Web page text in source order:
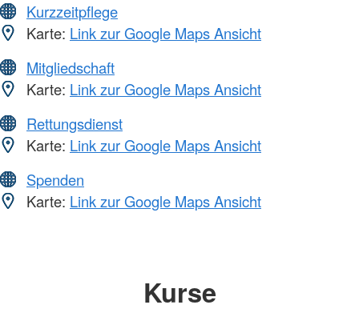
Kurzzeitpflege
Karte: Link zur Google Maps Ansicht
Mitgliedschaft
Karte: Link zur Google Maps Ansicht
Rettungsdienst
Karte: Link zur Google Maps Ansicht
Spenden
Karte: Link zur Google Maps Ansicht
Kurse